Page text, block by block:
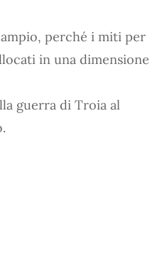
perché i miti per
in una dimensione
guerra di Troia al